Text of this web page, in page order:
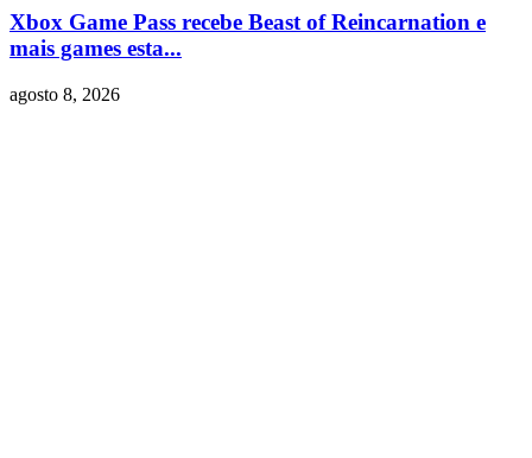
Xbox Game Pass recebe Beast of Reincarnation e
mais games esta...
agosto 8, 2026